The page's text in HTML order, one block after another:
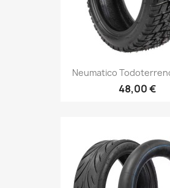
Neumatico
48,00 €